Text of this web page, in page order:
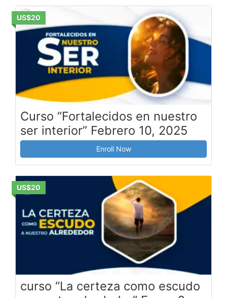
US$20
Curso “Fortalecidos en nuestro
ser interior” Febrero 10, 2025
Enroll Now
US$20
curso “La certeza como escudo